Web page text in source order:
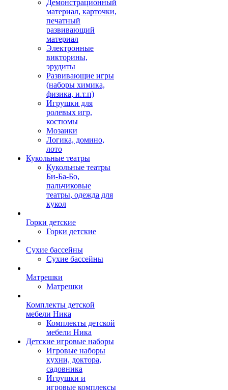
Демонстрационный
материал, карточки,
печатный
развивающий
материал
Электронные
викторины,
эрудиты
Развивающие игры
(наборы химика,
физика, и.т.п)
Игрушки для
ролевых игр,
костюмы
Мозаики
Логика, домино,
лото
Кукольные театры
Кукольные театры
Би-Ба-Бо,
пальчиковые
театры, одежда для
кукол
Горки детские
Горки детские
Сухие бассейны
Сухие бассейны
Матрешки
Матрешки
Комплекты детской
мебели Ника
Комплекты детской
мебели Ника
Детские игровые наборы
Игровые наборы
кухни, доктора,
садовника
Игрушки и
игровые комплексы